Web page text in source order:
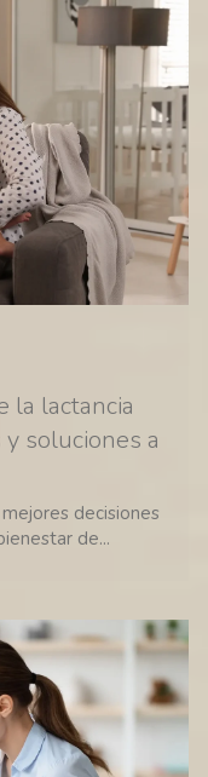
la lactancia
soluciones a
decisiones
de...